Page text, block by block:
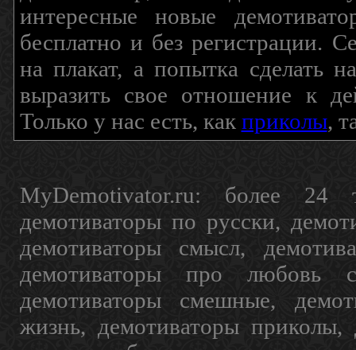
интересные новые
бесплатно и без регистрации.
на плакат, а попытка
выразить свое отношение к
Только у нас есть, как приколы,
MyDemotivator.ru: более 24
демотиваторы по русски,
демотиваторы смысл,
демотиваторы про любовь
демотиваторы смешные,
жизнь, демотиваторы приколы,